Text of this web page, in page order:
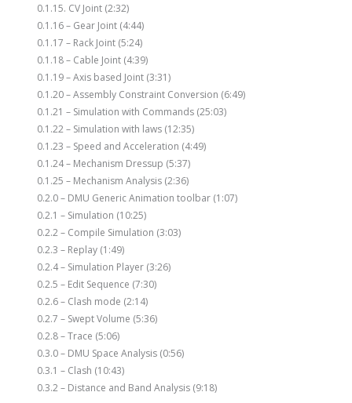
0.1.15. CV Joint (2:32)
0.1.16 – Gear Joint (4:44)
0.1.17 – Rack Joint (5:24)
0.1.18 – Cable Joint (4:39)
0.1.19 – Axis based Joint (3:31)
0.1.20 – Assembly Constraint Conversion (6:49)
0.1.21 – Simulation with Commands (25:03)
0.1.22 – Simulation with laws (12:35)
0.1.23 – Speed and Acceleration (4:49)
0.1.24 – Mechanism Dressup (5:37)
0.1.25 – Mechanism Analysis (2:36)
0.2.0 – DMU Generic Animation toolbar (1:07)
0.2.1 – Simulation (10:25)
0.2.2 – Compile Simulation (3:03)
0.2.3 – Replay (1:49)
0.2.4 – Simulation Player (3:26)
0.2.5 – Edit Sequence (7:30)
0.2.6 – Clash mode (2:14)
0.2.7 – Swept Volume (5:36)
0.2.8 – Trace (5:06)
0.3.0 – DMU Space Analysis (0:56)
0.3.1 – Clash (10:43)
0.3.2 – Distance and Band Analysis (9:18)